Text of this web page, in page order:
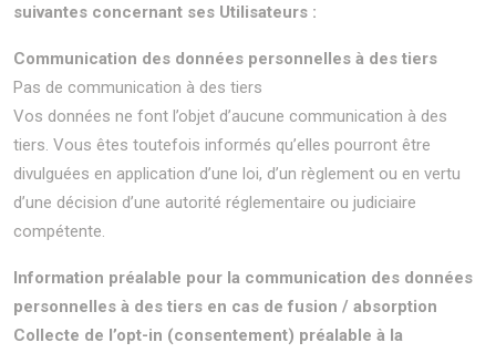
suivantes concernant ses Utilisateurs :
Communication des données personnelles à des tiers
Pas de communication à des tiers
Vos données ne font l’objet d’aucune communication à des
tiers. Vous êtes toutefois informés qu’elles pourront être
divulguées en application d’une loi, d’un règlement ou en vertu
d’une décision d’une autorité réglementaire ou judiciaire
compétente.
Information préalable pour la communication des données
personnelles à des tiers en cas de fusion / absorption
Collecte de l’opt-in (consentement) préalable à la